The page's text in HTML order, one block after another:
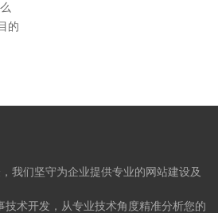
的
我们坚守为企业提供专业的网站建设及
技术开发，从专业技术角度精准分析您的